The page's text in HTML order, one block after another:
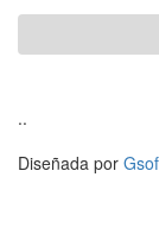
..
Diseñada por